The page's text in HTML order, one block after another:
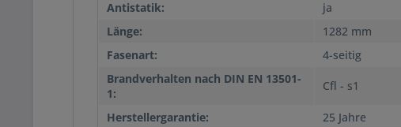
Antistatik:
ja
Länge:
1282 mm
Fasenart:
4-seitig
Brandverhalten nach DIN EN 13501-
1:
Cfl - s1
Herstellergarantie:
25 Jahre